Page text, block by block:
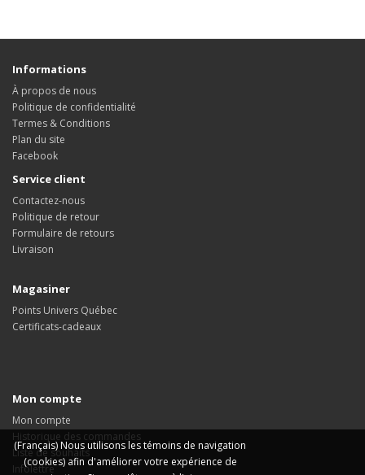
(Français) Nous utilisons les témoins de navigation
(cookies) afin d'améliorer votre expérience de
Informations
À propos de nous
Politique de confidentialité
Termes & Conditions
Plan du site
Facebook
Service client
Contactez-nous
Politique de retour
Formulaire de retours
Livraison
Magasiner
Points Univers Québec
Certificats-cadeaux
Mon compte
Mon compte
Historique des commandes
Liste de souhaits
Infolettre